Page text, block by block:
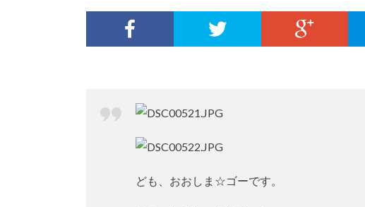
ども、おおしま☆ゴーです。